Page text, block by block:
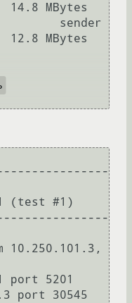
MBytes
sender
MBytes
(test #1)
10.250.101.3,
5201
port 30545